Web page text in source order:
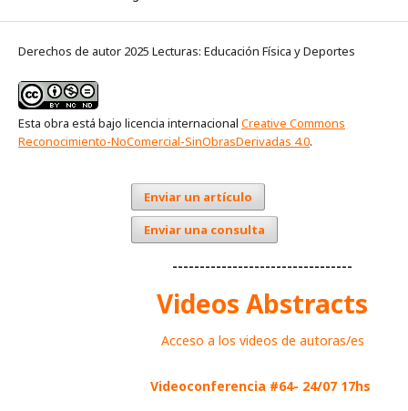
Derechos de autor 2025 Lecturas: Educación Física y Deportes
Esta obra está bajo licencia internacional Creative Commons
Reconocimiento-NoComercial-SinObrasDerivadas 4.0.
Enviar un artículo
Enviar una consulta
---------------------------------
Videos Abstracts
Acceso a los videos de autoras/es
Videoconferencia #64- 24/07 17hs